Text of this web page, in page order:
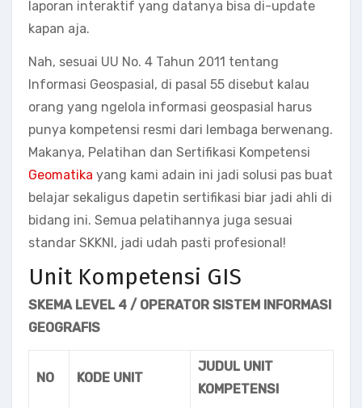
laporan interaktif yang datanya bisa di-update
kapan aja.
Nah, sesuai UU No. 4 Tahun 2011 tentang
Informasi Geospasial, di pasal 55 disebut kalau
orang yang ngelola informasi geospasial harus
punya kompetensi resmi dari lembaga berwenang.
Makanya, Pelatihan dan Sertifikasi Kompetensi
Geomatika yang kami adain ini jadi solusi pas buat
belajar sekaligus dapetin sertifikasi biar jadi ahli di
bidang ini. Semua pelatihannya juga sesuai
standar SKKNI, jadi udah pasti profesional!
Unit Kompetensi GIS
SKEMA LEVEL 4 / OPERATOR SISTEM INFORMASI
GEOGRAFIS
NO KODE UNIT
JUDUL UNIT
KOMPETENSI